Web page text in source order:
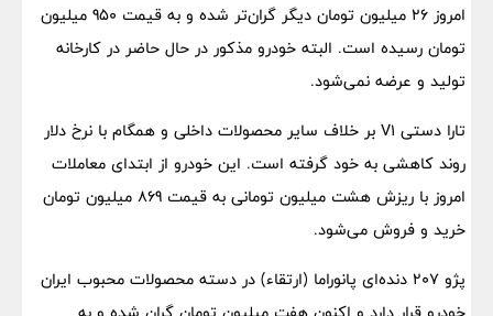
امروز 26 میلیون تومان دیگر گران‌تر شده و به قیمت 950 میلیون
تومان رسیده است. البته خودرو مذکور در حال حاضر در کارخانه
تولید و عرضه نمی‌شود.
تارا دستی V1 بر خلاف سایر محصولات داخلی و همگام با نرخ دلار
روند کاهشی به خود گرفته است. این خودرو از ابتدای معاملات
امروز با ریزش هشت میلیون تومانی به قیمت 869 میلیون تومان
خرید و فروش می‌شود.
پژو 207 دنده‌ای پانوراما (ارتقاء) در دسته محصولات محبوب ایران